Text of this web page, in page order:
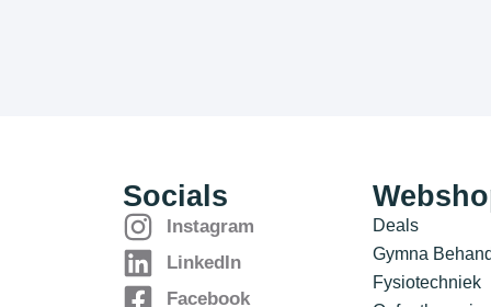
Socials
Instagram
LinkedIn
Facebook
Deals
Gymna
Fysiotechniek